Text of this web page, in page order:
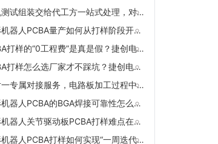
整机测试组装交给代工方一站式处理，对比外发第三方划算吗？
人形机器人PCBA量产如何从打样阶段开始准备？捷创电子的全流程服务
PCBA打样的“0工程费”是真是假？捷创电子的定价策略与品质保障
PCBA打样怎么选厂家才不踩坑？捷创电子5个维度的完整评估
一对一专属对接服务，电路板加工过程中会不会叠加额外服务费？
人形机器人PCBA的BGA焊接可靠性怎么保障？捷创电子的X-Ray全检与底部填充方案
人形机器人关节驱动板PCBA打样难点在哪？捷创电子的厚铜工艺+高密度贴装
人形机器人PCBA打样如何实现“一周迭代多次”？捷创电子的柔性制造方案